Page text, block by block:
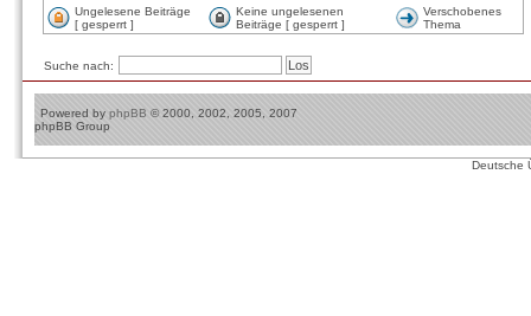
Ungelesene Beiträge
[ gesperrt ]
Keine ungelesenen
Beiträge [ gesperrt ]
Verschobenes
Thema
Suche nach:
Powered by phpBB © 2000, 2002, 2005, 2007
phpBB Group
Deutsche